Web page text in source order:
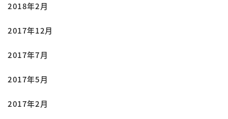
2018年2月
2017年12月
2017年7月
2017年5月
2017年2月